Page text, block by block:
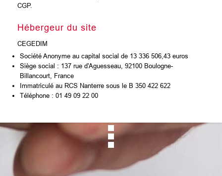
CGP.
Hébergeur du site
CEGEDIM
Société Anonyme au capital social de 13 336 506,43 euros
Siège social : 137 rue d'Aguesseau, 92100 Boulogne-
Billancourt, France
Immatriculé au RCS Nanterre sous le B 350 422 622
Téléphone : 01 49 09 22 00